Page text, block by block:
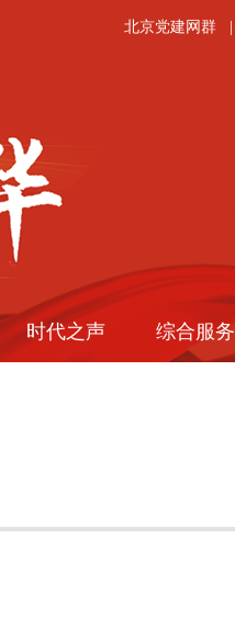
北京党建网群
时代之声 综合服务